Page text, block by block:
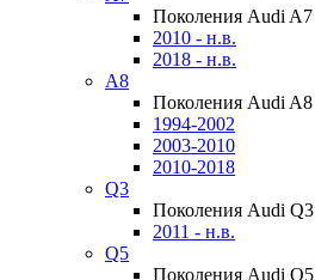
Поколения Audi A7
2010 - н.в.
2018 - н.в.
A8
Поколения Audi A8
1994-2002
2003-2010
2010-2018
Q3
Поколения Audi Q3
2011 - н.в.
Q5
Поколения Audi Q5